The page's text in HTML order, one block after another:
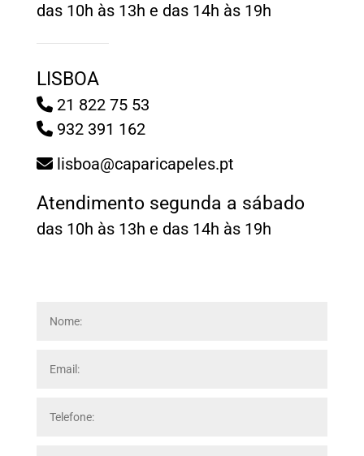
das 10h às 13h e das 14h às 19h
LISBOA
21 822 75 53
932 391 162
lisboa@caparicapeles.pt
Atendimento segunda a sábado
das 10h às 13h e das 14h às 19h